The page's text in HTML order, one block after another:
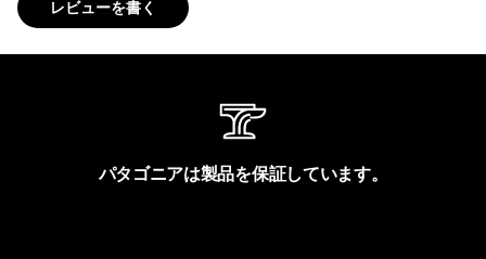
レビューを書く
パタゴニアは製品を保証しています。